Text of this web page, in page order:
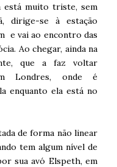
está muito triste, sem
dirige-se à estação
e vai ao encontro das
Ao chegar, ainda na
que a faz voltar
Londres, onde é
enquanto ela está no
de forma não linear
tem algum nível de
sua avó Elspeth, em